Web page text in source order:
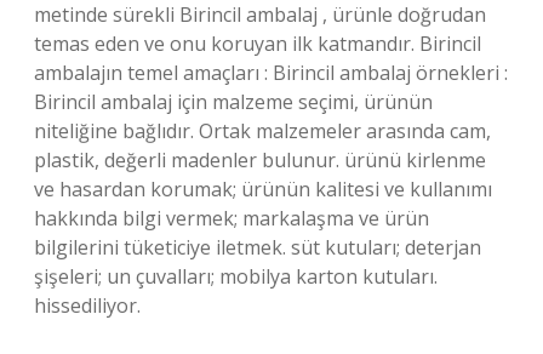
metinde sürekli Birincil ambalaj , ürünle doğrudan
temas eden ve onu koruyan ilk katmandır. Birincil
ambalajın temel amaçları : Birincil ambalaj örnekleri :
Birincil ambalaj için malzeme seçimi, ürünün
niteliğine bağlıdır. Ortak malzemeler arasında cam,
plastik, değerli madenler bulunur. ürünü kirlenme
ve hasardan korumak; ürünün kalitesi ve kullanımı
hakkında bilgi vermek; markalaşma ve ürün
bilgilerini tüketiciye iletmek. süt kutuları; deterjan
şişeleri; un çuvalları; mobilya karton kutuları.
hissediliyor.